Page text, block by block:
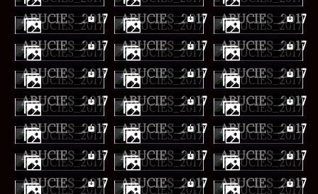
ABUCIES_2017
ABUCIES_2017
ABUCIES_2017
ABUCIES_2017
ABUCIES_2017
ABUCIES_2017
ABUCIES_2017
ABUCIES_2017
ABUCIES_2017
ABUCIES_2017
ABUCIES_2017
ABUCIES_2017
ABUCIES_2017
ABUCIES_2017
ABUCIES_2017
ABUCIES_2017
ABUCIES_2017
ABUCIES_2017
ABUCIES_2017
ABUCIES_2017
ABUCIES_2017